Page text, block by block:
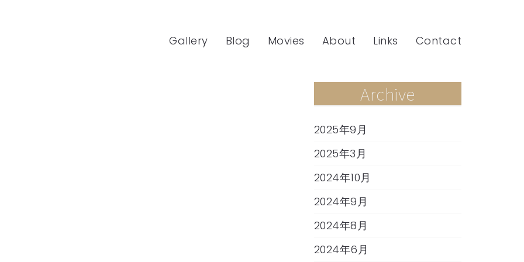
Gallery Blog Movies About Links Contact
Archive
2025年9月
2025年3月
2024年10月
2024年9月
2024年8月
2024年6月